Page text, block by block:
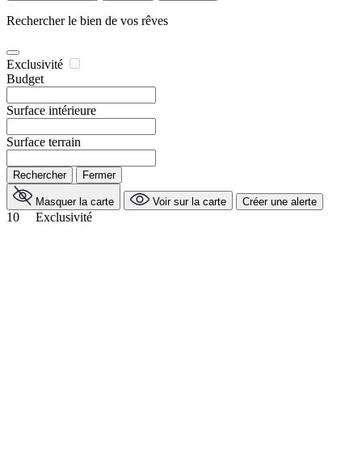
Rechercher le bien de vos rêves
Exclusivité
Budget
Surface intérieure
Surface terrain
Rechercher Fermer
Masquer la carte Voir sur la carte Créer une alerte
10 Exclusivité